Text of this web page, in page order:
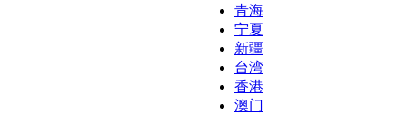
青海
宁夏
新疆
台湾
香港
澳门